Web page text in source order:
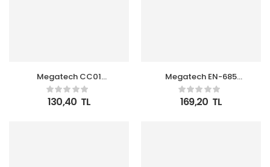
Megatech CC01
(CC22-M3 ) 2in1 5v-3.0
Ev Şarj+ Micro Kablo
Hızlı Şarj
130,40 TL
Megatech EN-685
20WATT PD+USB USB TO
TYPE-C Kablolu Şarj
Cihazı
169,20 TL